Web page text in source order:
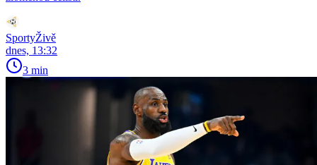
SportyŽivě
dnes, 13:32
3 min